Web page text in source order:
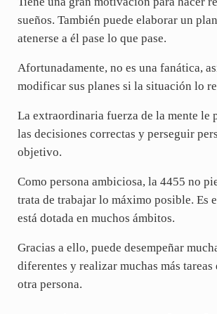
sueños. También puede elaborar un
atenerse a él pase lo que pase.
Afortunadamente, no es una fanática,
modificar sus planes si la situación lo
La extraordinaria fuerza de la mente le
las decisiones correctas y perseguir
objetivo.
Como persona ambiciosa, la 4455 no
trata de trabajar lo máximo posible. Es
está dotada en muchos ámbitos.
Gracias a ello, puede desempeñar
diferentes y realizar muchas más
otra persona.